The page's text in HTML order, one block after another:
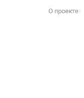
О проекте